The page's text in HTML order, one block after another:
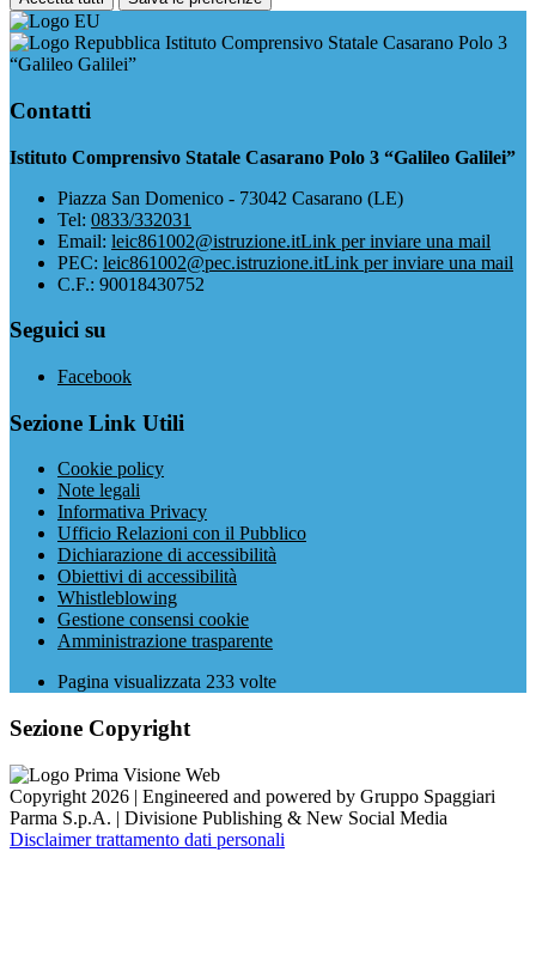
Istituto Comprensivo Statale Casarano Polo 3
“Galileo Galilei”
Contatti
Istituto Comprensivo Statale Casarano Polo 3 “Galileo Galilei”
Piazza San Domenico - 73042 Casarano (LE)
Tel: 0833/332031
Email: leic861002@istruzione.itLink per inviare una mail
PEC: leic861002@pec.istruzione.itLink per inviare una mail
C.F.: 90018430752
Seguici su
Facebook
Sezione Link Utili
Cookie policy
Note legali
Informativa Privacy
Ufficio Relazioni con il Pubblico
Dichiarazione di accessibilità
Obiettivi di accessibilità
Whistleblowing
Gestione consensi cookie
Amministrazione trasparente
Pagina visualizzata 233 volte
Sezione Copyright
Copyright 2026 | Engineered and powered by Gruppo Spaggiari
Parma S.p.A. | Divisione Publishing & New Social Media
Disclaimer trattamento dati personali